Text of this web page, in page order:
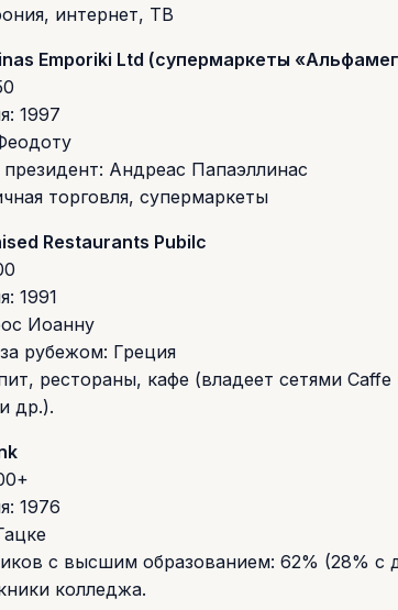
интернет, ТВ
Emporiki Ltd (супермаркеты
1997
Андреас Папаэллинас
торговля, супермаркеты
Restaurants Pubilc
1991
Иоанну
рубежом: Греция
рестораны, кафе (владеет сетями
др.).
1976
с высшим образованием: 62% (28%
колледжа.